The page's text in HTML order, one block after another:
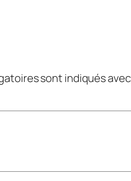
sont indiqués